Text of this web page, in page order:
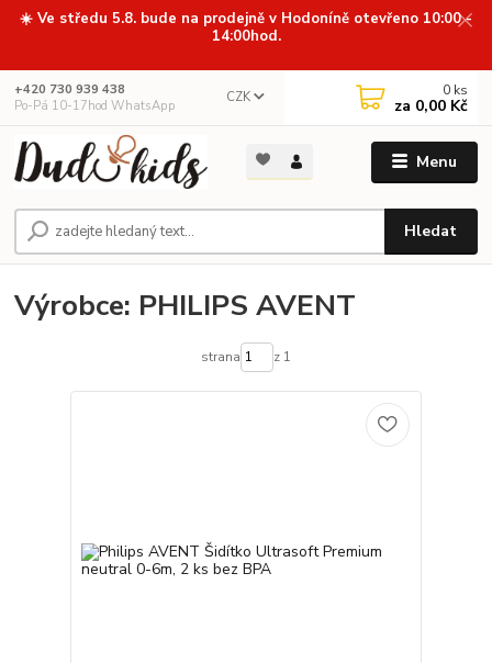
☀️ Ve středu 5.8. bude na prodejně v Hodoníně otevřeno 10:00 -
14:00hod.
Menu
CZK
Hledat
+420 730 939 438
Po-Pá 10-17hod WhatsApp
0 ks
za 0,00 Kč
Výrobce: PHILIPS AVENT
strana z 1